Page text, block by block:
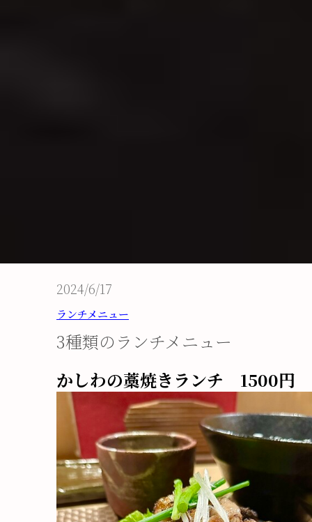
2024/6/17
ランチメニュー
3種類のランチメニュー
かしわの藁焼きランチ 1500円